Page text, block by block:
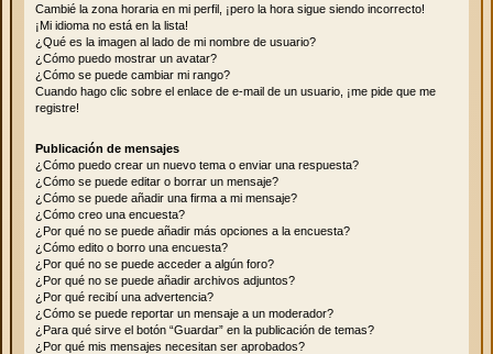
Cambié la zona horaria en mi perfil, ¡pero la hora sigue siendo incorrecto!
¡Mi idioma no está en la lista!
¿Qué es la imagen al lado de mi nombre de usuario?
¿Cómo puedo mostrar un avatar?
¿Cómo se puede cambiar mi rango?
Cuando hago clic sobre el enlace de e-mail de un usuario, ¡me pide que me
registre!
Publicación de mensajes
¿Cómo puedo crear un nuevo tema o enviar una respuesta?
¿Cómo se puede editar o borrar un mensaje?
¿Cómo se puede añadir una firma a mi mensaje?
¿Cómo creo una encuesta?
¿Por qué no se puede añadir más opciones a la encuesta?
¿Cómo edito o borro una encuesta?
¿Por qué no se puede acceder a algún foro?
¿Por qué no se puede añadir archivos adjuntos?
¿Por qué recibí una advertencia?
¿Cómo se puede reportar un mensaje a un moderador?
¿Para qué sirve el botón “Guardar” en la publicación de temas?
¿Por qué mis mensajes necesitan ser aprobados?